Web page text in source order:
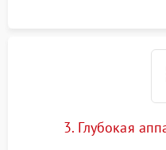
3. Глубокая